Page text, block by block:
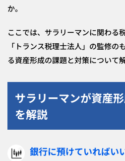
か。
ここでは、サラリーマンに関わる
「トランス税理士法人」の監修の
る資産形成の課題と対策について
サラリーマンが資産
を解説
銀行に預けていればい